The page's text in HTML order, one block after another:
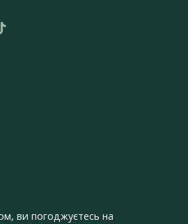
ви погоджуєтесь на